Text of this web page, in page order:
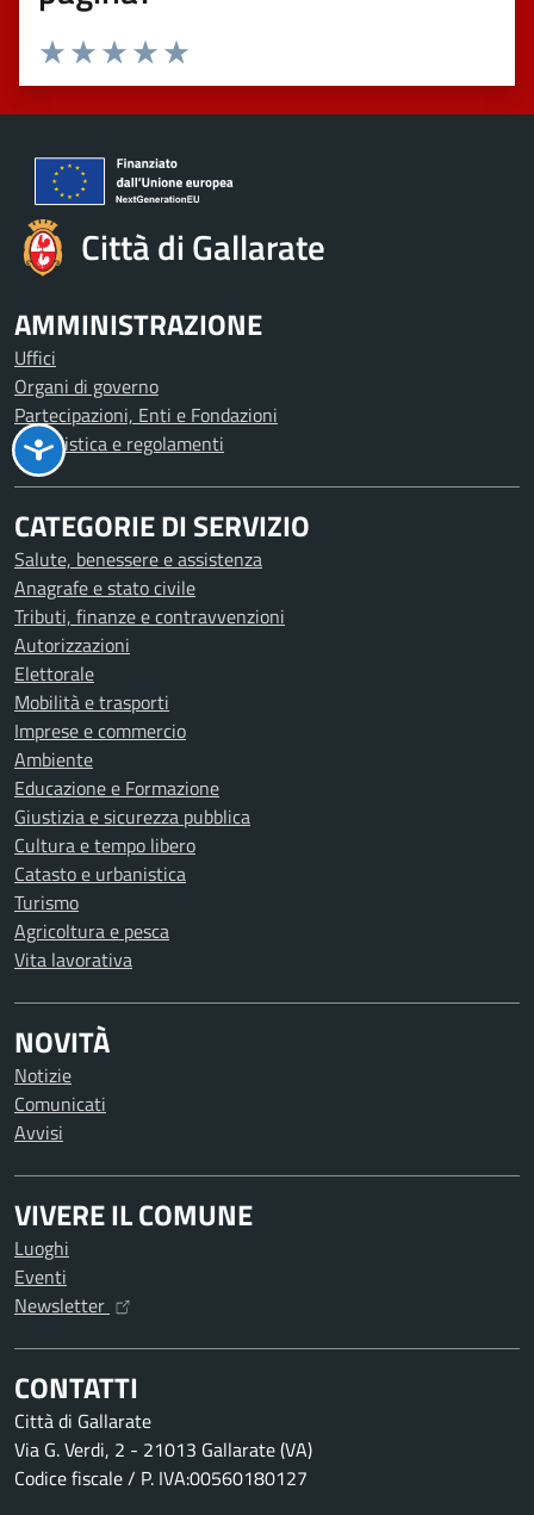
Valuta 5 stelle su 5
Valuta 4 stelle su 5
Valuta 3 stelle su 5
Valuta 2 stelle su 5
Valuta 1 stelle su 5
Città di Gallarate
AMMINISTRAZIONE
Uffici
Organi di governo
Partecipazioni, Enti e Fondazioni
Modulistica e regolamenti
CATEGORIE DI SERVIZIO
Salute, benessere e assistenza
Anagrafe e stato civile
Tributi, finanze e contravvenzioni
Autorizzazioni
Elettorale
Mobilità e trasporti
Imprese e commercio
Ambiente
Educazione e Formazione
Giustizia e sicurezza pubblica
Cultura e tempo libero
Catasto e urbanistica
Turismo
Agricoltura e pesca
Vita lavorativa
NOVITÀ
Notizie
Comunicati
Avvisi
VIVERE IL COMUNE
Luoghi
Eventi
Newsletter
CONTATTI
Città di Gallarate
Via G. Verdi, 2 - 21013 Gallarate (VA)
Codice fiscale / P. IVA:00560180127